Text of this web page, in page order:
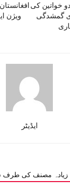
ویژن
خواتین کی
گمشدگی
ایڈیٹر
زیادہ مصنف کی طرف